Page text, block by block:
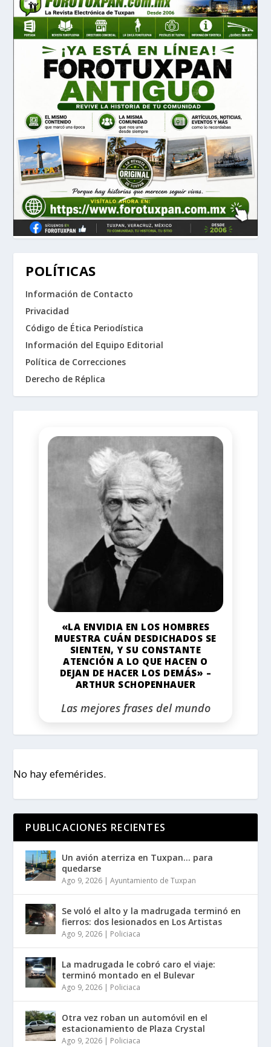
POLÍTICAS
Información de Contacto
Privacidad
Código de Ética Periodística
Información del Equipo Editorial
Política de Correcciones
Derecho de Réplica
«LA ENVIDIA EN LOS HOMBRES
MUESTRA CUÁN DESDICHADOS SE
SIENTEN, Y SU CONSTANTE
ATENCIÓN A LO QUE HACEN O
DEJAN DE HACER LOS DEMÁS» –
ARTHUR SCHOPENHAUER
Las mejores frases del mundo
No hay efemérides.
PUBLICACIONES RECIENTES
Un avión aterriza en Tuxpan… para
quedarse
Ago 9, 2026 |Ayuntamiento de Tuxpan
Se voló el alto y la madrugada terminó en
fierros: dos lesionados en Los Artistas
Ago 9, 2026 | Policiaca
La madrugada le cobró caro el viaje:
terminó montado en el Bulevar
Ago 9, 2026 | Policiaca
Otra vez roban un automóvil en el
estacionamiento de Plaza Crystal
Ago 9, 2026 | Policiaca